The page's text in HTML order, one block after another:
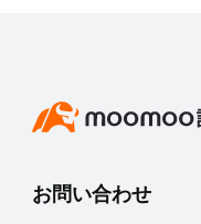
お問い合わせ